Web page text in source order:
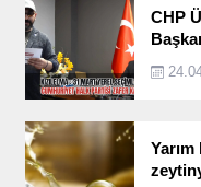
CHP
Yarım